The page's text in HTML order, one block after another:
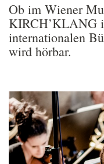
Ob im Wiener
KIRCH’KLANG
internationalen
wird hörbar.